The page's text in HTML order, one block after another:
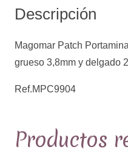
grueso
y
delgado
2mm
Descripción
Magomar Patch
grueso 3,8mm y delgado
Ref.MPC9904
Productos